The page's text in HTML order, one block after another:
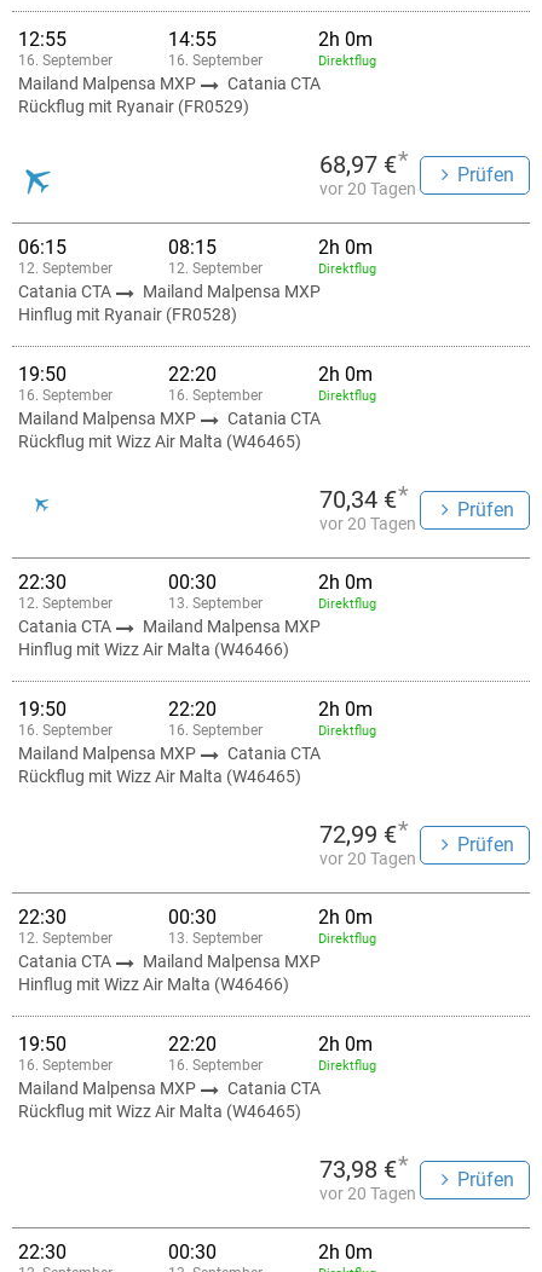
12:55
16. September
14:55
16. September
2h 0m
Direktflug
Mailand Malpensa MXP
Catania CTA
Rückflug mit Ryanair (FR0529)
68,97 €*
vor 20 Tagen
Prüfen
06:15
12. September
08:15
12. September
2h 0m
Direktflug
Catania CTA
Mailand Malpensa MXP
Hinflug mit Ryanair (FR0528)
19:50
16. September
22:20
16. September
2h 0m
Direktflug
Mailand Malpensa MXP
Catania CTA
Rückflug mit Wizz Air Malta (W46465)
70,34 €*
vor 20 Tagen
Prüfen
22:30
12. September
00:30
13. September
2h 0m
Direktflug
Catania CTA
Mailand Malpensa MXP
Hinflug mit Wizz Air Malta (W46466)
19:50
16. September
22:20
16. September
2h 0m
Direktflug
Mailand Malpensa MXP
Catania CTA
Rückflug mit Wizz Air Malta (W46465)
72,99 €*
vor 20 Tagen
Prüfen
22:30
12. September
00:30
13. September
2h 0m
Direktflug
Catania CTA
Mailand Malpensa MXP
Hinflug mit Wizz Air Malta (W46466)
19:50
16. September
22:20
16. September
2h 0m
Direktflug
Mailand Malpensa MXP
Catania CTA
Rückflug mit Wizz Air Malta (W46465)
73,98 €*
vor 20 Tagen
Prüfen
22:30 00:30 2h 0m